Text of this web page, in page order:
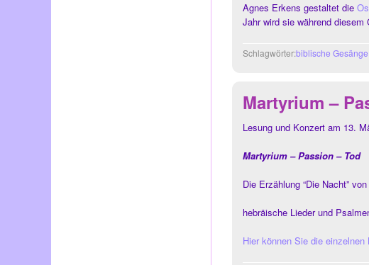
Agnes Erkens gestaltet die
Jahr wird sie während
Schlagwörter:biblische Gesänge
Martyrium –
Lesung und Konzert am 13.
Martyrium – Passion – Tod
Die Erzählung “Die Nacht”
hebräische Lieder und
Hier können Sie die